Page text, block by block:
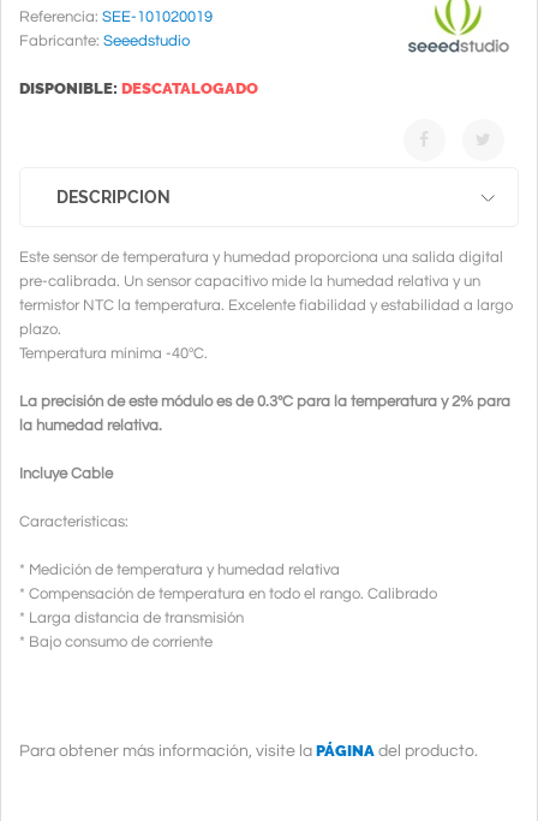
Referencia: SEE-101020019
Fabricante: Seeedstudio
DISPONIBLE: DESCATALOGADO
DESCRIPCION
Este sensor de temperatura y humedad proporciona una salida digital
pre-calibrada. Un sensor capacitivo mide la humedad relativa y un
termistor NTC la temperatura. Excelente fiabilidad y estabilidad a largo
plazo.
Temperatura mínima -40ºC.
La precisión de este módulo es de 0.3ºC para la temperatura y 2% para
la humedad relativa.
Incluye Cable
Características:
* Medición de temperatura y humedad relativa
* Compensación de temperatura en todo el rango. Calibrado
* Larga distancia de transmisión
* Bajo consumo de corriente
Para obtener más información, visite la PÁGINA del producto.